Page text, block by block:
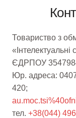
Товариство з
«Інтелектуальні
ЄДРПОУ
Юр. адреса:
420;
тел. +38(044)